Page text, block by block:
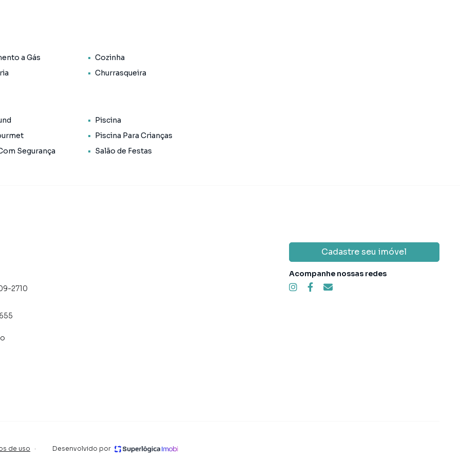
prévio.
a Gás
Cozinha
Churrasqueira
Piscina
Piscina Para Crianças
Segurança Salão de Festas
2710
Cadastre seu imóvel
Acompanhe nossas redes
de uso · Desenvolvido por